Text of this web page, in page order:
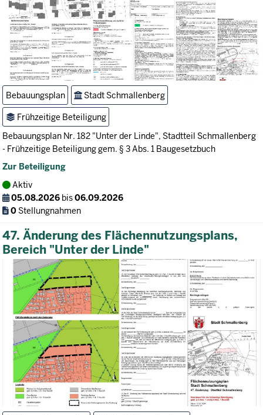
Bebauungsplan Stadt Schmallenberg
Frühzeitige Beteiligung
Bebauungsplan Nr. 182 "Unter der Linde", Stadtteil Schmallenberg
- Frühzeitige Beteiligung gem. § 3 Abs. 1 Baugesetzbuch
Zur Beteiligung
Aktiv
05.08.2026 bis06.09.2026
0 Stellungnahmen
47. Änderung des Flächennutzungsplans,
Bereich "Unter der Linde"